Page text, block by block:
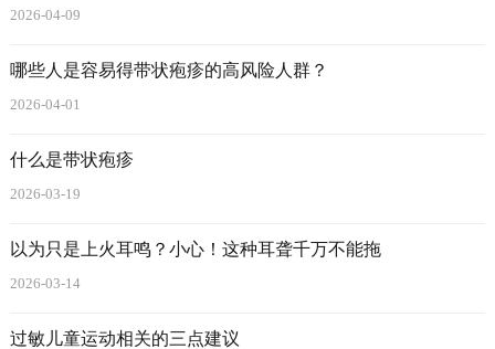
2026-04-09
哪些人是容易得带状疱疹的高风险人群？
2026-04-01
什么是带状疱疹
2026-03-19
以为只是上火耳鸣？小心！这种耳聋千万不能拖
2026-03-14
过敏儿童运动相关的三点建议